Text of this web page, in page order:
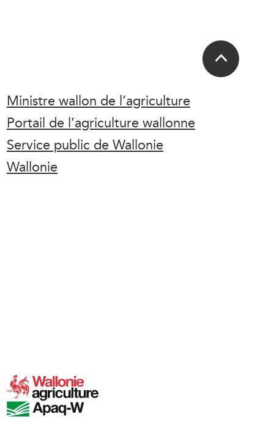
Ministre wallon de l’agriculture
Portail de l’agriculture wallonne
Service public de Wallonie
Wallonie